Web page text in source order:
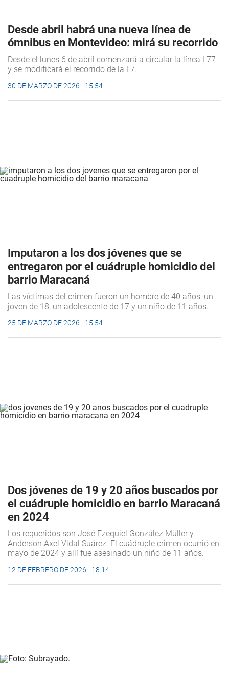
Desde abril habrá una nueva línea de
ómnibus en Montevideo: mirá su recorrido
Desde el lunes 6 de abril comenzará a circular la línea L77
y se modificará el recorrido de la L7.
30 DE MARZO DE 2026 - 15:54
Imputaron a los dos jóvenes que se
entregaron por el cuádruple homicidio del
barrio Maracaná
Las víctimas del crimen fueron un hombre de 40 años, un
joven de 18, un adolescente de 17 y un niño de 11 años.
25 DE MARZO DE 2026 - 15:54
Dos jóvenes de 19 y 20 años buscados por
el cuádruple homicidio en barrio Maracaná
en 2024
Los requeridos son José Ezequiel González Müller y
Anderson Axel Vidal Suárez. El cuádruple crimen ocurrió en
mayo de 2024 y allí fue asesinado un niño de 11 años.
12 DE FEBRERO DE 2026 - 18:14